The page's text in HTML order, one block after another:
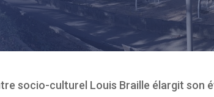
socio-culturel Louis Braille élargit son